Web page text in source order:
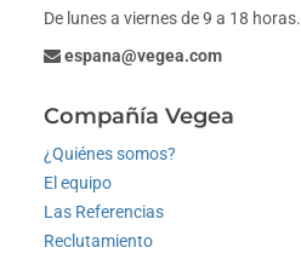
De lunes a viernes de 9 a 18 horas.
espana@vegea.com
Compañía Vegea
¿Quiénes somos?
El equipo
Las Referencias
Reclutamiento